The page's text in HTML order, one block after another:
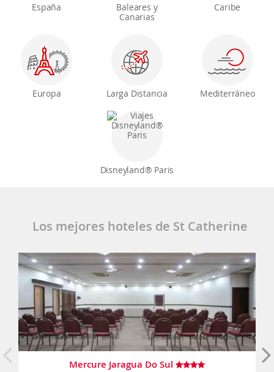
España
Baleares y
Canarias
Caribe
Europa Larga Distancia Mediterráneo
Disneyland® Paris
Los mejores hoteles de St Catherine
Mercure Jaragua Do Sul